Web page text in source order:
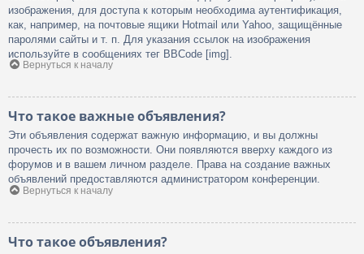
изображения, для доступа к которым необходима аутентификация,
как, например, на почтовые ящики Hotmail или Yahoo, защищённые
паролями сайты и т. п. Для указания ссылок на изображения
используйте в сообщениях тег BBCode [img].
Вернуться к началу
Что такое важные объявления?
Эти объявления содержат важную информацию, и вы должны
прочесть их по возможности. Они появляются вверху каждого из
форумов и в вашем личном разделе. Права на создание важных
объявлений предоставляются администратором конференции.
Вернуться к началу
Что такое объявления?